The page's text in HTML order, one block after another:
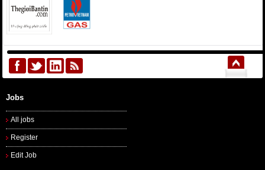
Jobs
All jobs
Register
Edit Job